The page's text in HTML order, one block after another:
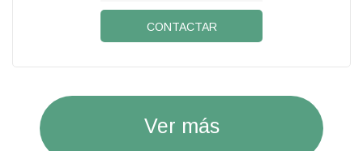
CONTACTAR
Ver más